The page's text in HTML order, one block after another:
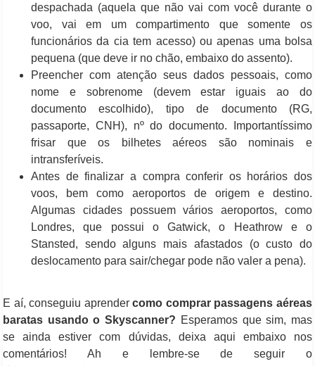
despachada (aquela que não vai com você durante o
voo, vai em um compartimento que somente os
funcionários da cia tem acesso) ou apenas uma bolsa
pequena (que deve ir no chão, embaixo do assento).
Preencher com atenção seus dados pessoais, como
nome e sobrenome (devem estar iguais ao do
documento escolhido), tipo de documento (RG,
passaporte, CNH), nº do documento. Importantíssimo
frisar que os bilhetes aéreos são nominais e
intransferíveis.
Antes de finalizar a compra conferir os horários dos
voos, bem como aeroportos de origem e destino.
Algumas cidades possuem vários aeroportos, como
Londres, que possui o Gatwick, o Heathrow e o
Stansted, sendo alguns mais afastados (o custo do
deslocamento para sair/chegar pode não valer a pena).
E aí, conseguiu aprendercomo comprar passagens aéreas
baratas usando o Skyscanner? Esperamos que sim, mas
se ainda estiver com dúvidas, deixa aqui embaixo nos
comentários! Ah e lembre-se de seguir o